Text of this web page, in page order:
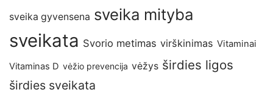
sveika gyvensena sveika mityba
sveikata Svorio metimas virškinimas Vitaminai
Vitaminas D vėžio prevencija vėžys širdies ligos
širdies sveikata